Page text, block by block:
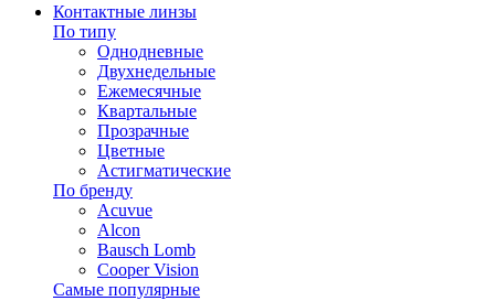
Контактные линзы
По типу
Однодневные
Двухнедельные
Ежемесячные
Квартальные
Прозрачные
Цветные
Астигматические
По бренду
Acuvue
Alcon
Bausch Lomb
Cooper Vision
Самые популярные